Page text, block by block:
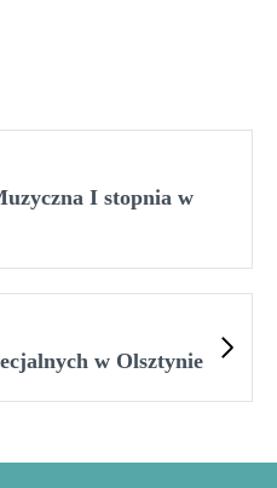
I stopnia w
w Olsztynie